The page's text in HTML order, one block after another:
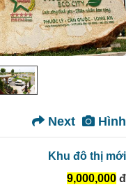
Hình
Next
Khu đô thị mới
9,000,000 đ